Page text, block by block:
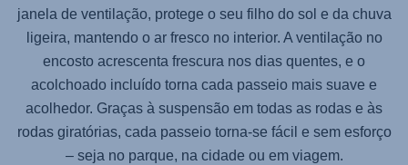
janela de ventilação, protege o seu filho do sol e da chuva
ligeira, mantendo o ar fresco no interior. A ventilação no
encosto acrescenta frescura nos dias quentes, e o
acolchoado incluído torna cada passeio mais suave e
acolhedor. Graças à suspensão em todas as rodas e às
rodas giratórias, cada passeio torna-se fácil e sem esforço
– seja no parque, na cidade ou em viagem.